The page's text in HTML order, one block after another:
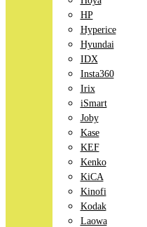
HP
Hyperice
Hyundai
IDX
Insta360
Irix
iSmart
Joby
Kase
KEF
Kenko
KiCA
Kinofi
Kodak
Laowa